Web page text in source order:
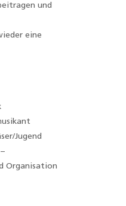
und
eine
Jugend
Organisation